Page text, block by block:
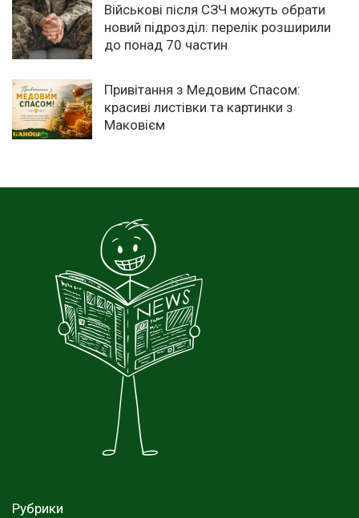
Військові після СЗЧ можуть обрати
новий підрозділ: перелік розширили
до понад 70 частин
Привітання з Медовим Спасом:
красиві листівки та картинки з
Маковієм
Рубрики